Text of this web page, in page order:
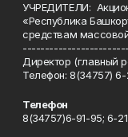
УЧРЕДИТЕЛИ:
«Республика
средствам
Директор (главный
Телефон: 8(34757) 6-
Телефон
8(34757)6-91-95; 6-